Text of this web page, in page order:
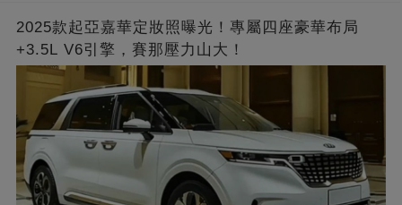
2025款起亞嘉華定妝照曝光！專屬四座豪華布局
+3.5L V6引擎，賽那壓力山大！